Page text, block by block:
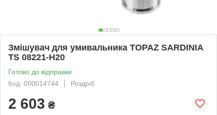
Змішувач для умивальника TOPAZ SARDINIA
TS 08221-H20
Готово до відправки
Код: 000014744
Роздріб
2 603 ₴